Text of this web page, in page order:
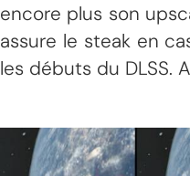
encore plus son
assure le steak en
les débuts du DLSS.